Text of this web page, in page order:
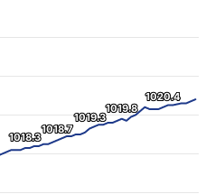
1018.3
1018.3
1018.7
1018.7
1019.3
1019.3
1019.8
1019.8
1020.4
1020.4